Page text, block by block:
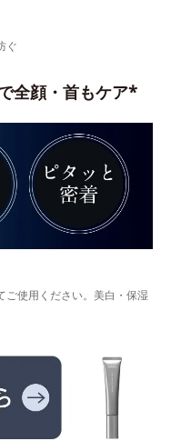
ぐ
全顔・首もケア*
使用ください。美白・保湿